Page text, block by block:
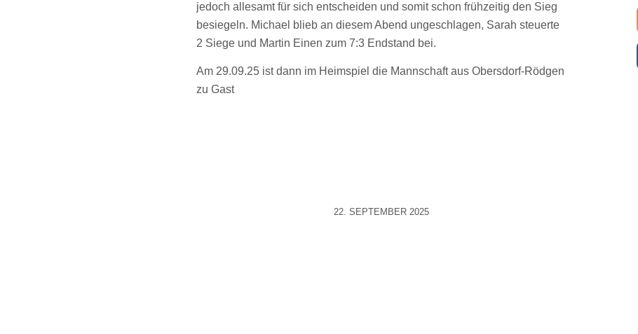
jedoch allesamt für sich entscheiden und somit schon frühzeitig den Sieg
besiegeln. Michael blieb an diesem Abend ungeschlagen, Sarah steuerte
2 Siege und Martin Einen zum 7:3 Endstand bei.
Am 29.09.25 ist dann im Heimspiel die Mannschaft aus Obersdorf-Rödgen
zu Gast
22. SEPTEMBER 2025